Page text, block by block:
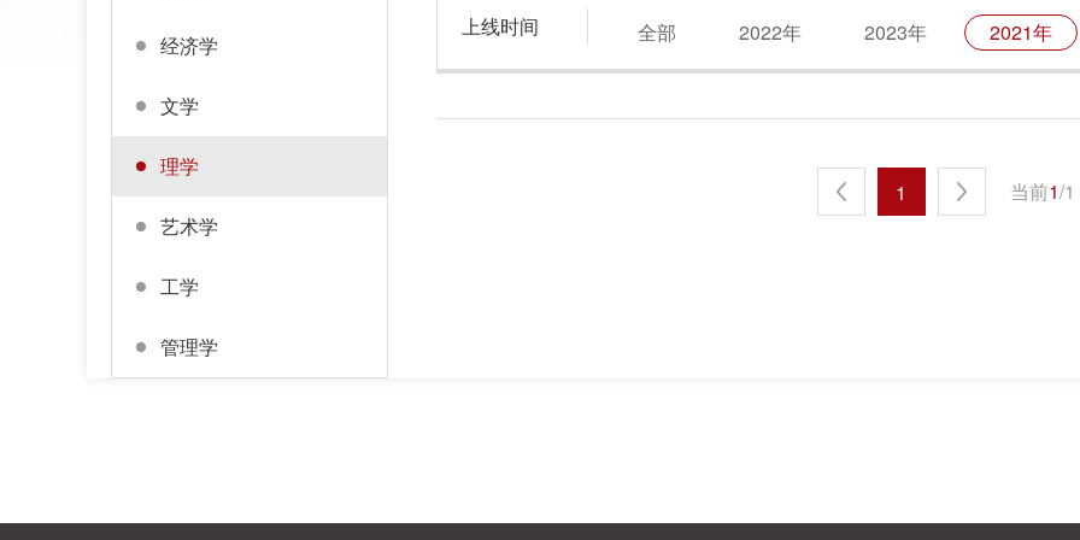
经济学
文学
理学
艺术学
工学
管理学
上线时间 全部 2022年 2023年 2021年
1 当前1/1